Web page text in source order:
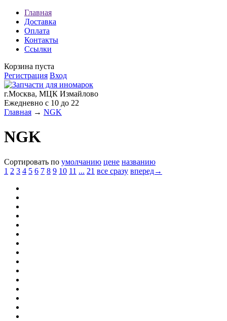
Главная
Доставка
Оплата
Контакты
Ссылки
Корзина пуста
Регистрация Вход
г.Москва, МЦК Измайлово
Ежедневно с 10 до 22
Главная → NGK
NGK
Сортировать по умолчанию цене названию
1 2 3 4 5 6 7 8 9 10 11 ... 21 все сразу вперед→